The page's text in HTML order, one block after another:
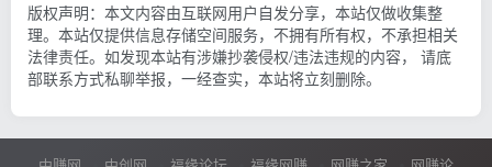
版权声明：本文内容由互联网用户自发分享，本站仅做收集整
理。本站仅提供信息存储空间服务，不拥有所有权，不承担相关
法律责任。如发现本站有涉嫌抄袭侵权/违法违规的内容， 请底
部联系方式私聊举报，一经查实，本站将立刻删除。